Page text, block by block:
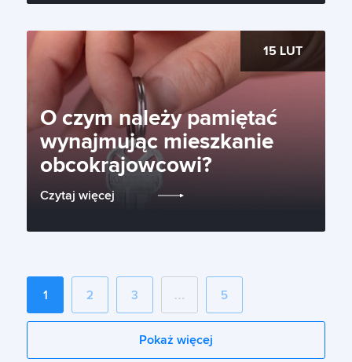
15 LUT
O czym należy pamiętać
wynajmując mieszkanie
obcokrajowcowi?
Czytaj więcej
1 2 3 … 5
Pokaż więcej